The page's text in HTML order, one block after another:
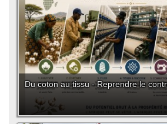
Du coton au tissu - Reprendre le